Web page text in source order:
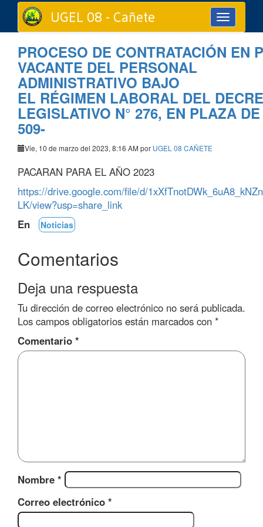
Toggle
navigation
UGEL 08 - Cañete
PROCESO DE CONTRATACIÓN EN
VACANTE DEL PERSONAL
ADMINISTRATIVO BAJO
EL RÉGIMEN LABORAL DEL
LEGISLATIVO N° 276, EN PLAZA
509-
Vie, 10 de marzo del 2023, 8:16 AM por UGEL 08 CAÑETE
PACARAN PARA EL AÑO 2023
https://drive.google.com/file/d/
LK/view?usp=share_link
En
Noticias
Comentarios
Deja una respuesta
Tu dirección de correo electrónico no será publicada.
Los campos obligatorios están marcados con *
Comentario *
Nombre *
Correo electrónico *